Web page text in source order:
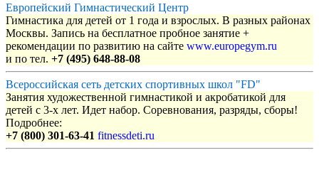
Европейский Гимнастический Центр
Гимнастика для детей от 1 года и взрослых. В разных районах
Москвы. Запись на бесплатное пробное занятие +
рекомендации по развитию на сайте www.europegym.ru
и по тел. +7 (495) 648-88-08
Всероссийская сеть детских спортивных школ "FD"
Занятия художественной гимнастикой и акробатикой для
детей с 3-х лет. Идет набор. Соревнования, разряды, сборы!
Подробнее:
+7 (800) 301-63-41 fitnessdeti.ru